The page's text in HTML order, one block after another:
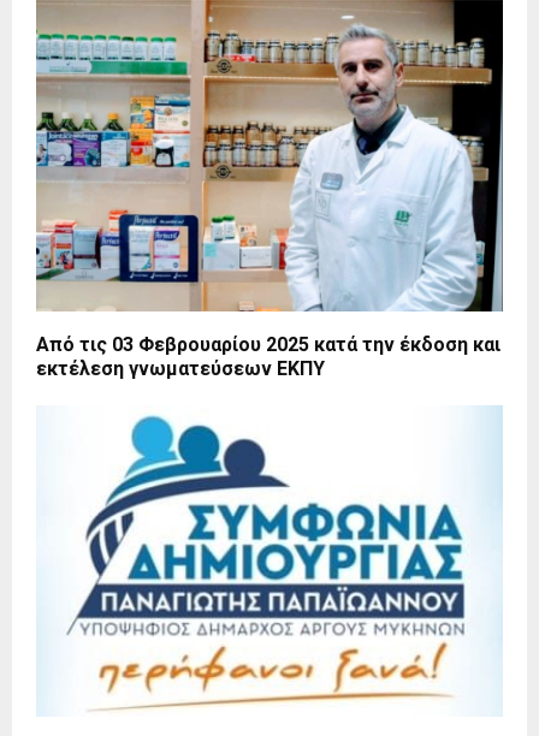
Από τις 03 Φεβρουαρίου 2025 κατά την έκδοση και
εκτέλεση γνωματεύσεων ΕΚΠΥ